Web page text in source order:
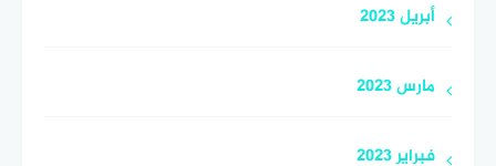
أبريل 2023
مارس 2023
فبراير 2023